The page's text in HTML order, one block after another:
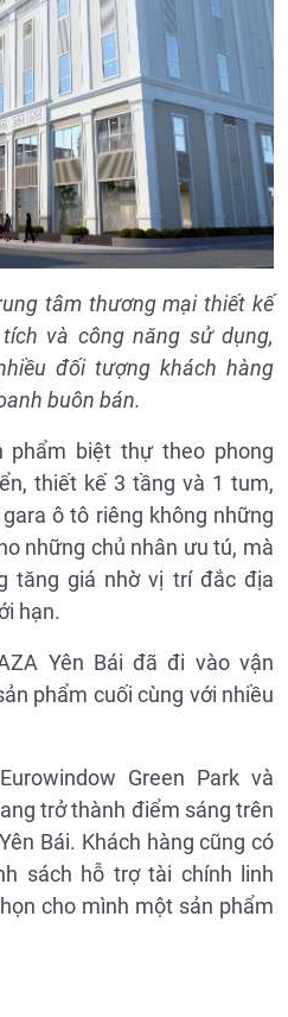
tâm thương mại thiết kế
và công năng sử dụng,
đối tượng khách hàng
buôn bán.
phẩm biệt thự theo phong
thiết kế 3 tầng và 1 tum,
ô tô riêng không những
những chủ nhân ưu tú, mà
tăng giá nhờ vị trí đắc địa
hạn.
Yên Bái đã đi vào vận
phẩm cuối cùng với nhiều
Green Park và
trở thành điểm sáng trên
Bái. Khách hàng cũng có
sách hỗ trợ tài chính linh
cho mình một sản phẩm